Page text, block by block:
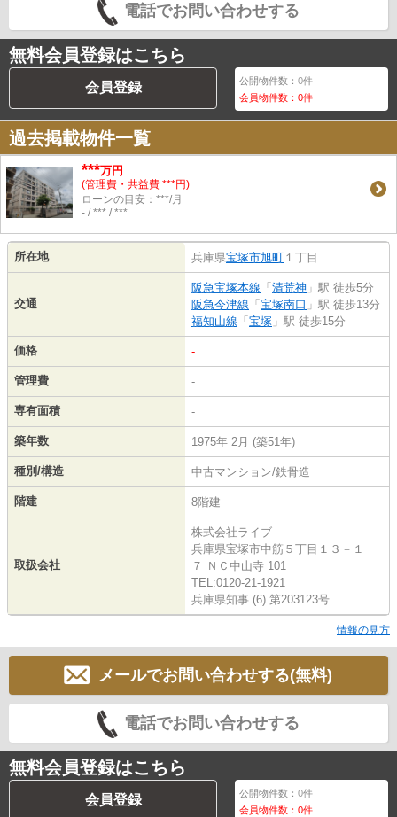
電話でお問い合わせする
無料会員登録はこちら
会員登録 公開物件数：0件
会員物件数：0件
過去掲載物件一覧
***万円
(管理費・共益費 ***円)
ローンの目安：***/月
- / *** / ***
所在地 兵庫県宝塚市旭町 １丁目
交通
阪急宝塚本線 「 清荒神 」駅 徒歩5分
阪急今津線 「 宝塚南口 」駅 徒歩13分
福知山線 「 宝塚 」駅 徒歩15分
価格 -
管理費 -
専有面積 -
築年数 1975年 2月 (築51年)
種別/構造 中古マンション/鉄骨造
階建 8階建
取扱会社
株式会社ライブ
兵庫県宝塚市中筋５丁目１３－１
７ ＮＣ中山寺 101
TEL:0120-21-1921
兵庫県知事 (6) 第203123号
情報の見方
メールでお問い合わせする(無料)
電話でお問い合わせする
無料会員登録はこちら
会員登録 公開物件数：0件
会員物件数：0件